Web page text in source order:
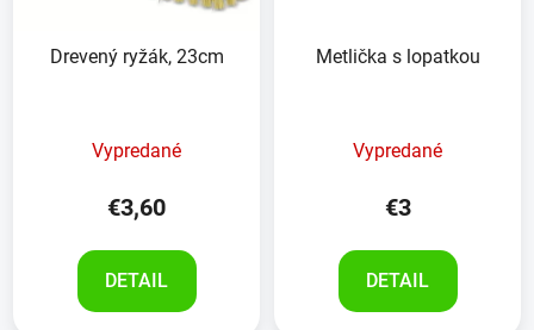
Drevený ryžák, 23cm
Vypredané
€3,60
DETAIL
Metlička s lopatkou
Vypredané
€3
DETAIL